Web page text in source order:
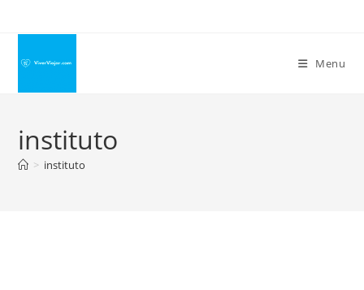
conteúdo
Menu
instituto
> instituto